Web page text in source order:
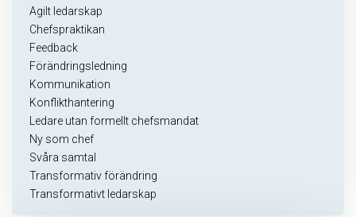
Agilt ledarskap
Chefspraktikan
Feedback
Förändringsledning
Kommunikation
Konflikthantering
Ledare utan formellt chefsmandat
Ny som chef
Svåra samtal
Transformativ förändring
Transformativt ledarskap